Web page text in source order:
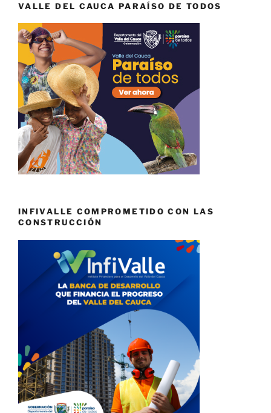
VALLE DEL CAUCA PARAÍSO DE TODOS
INFIVALLE COMPROMETIDO CON LAS
CONSTRUCCIÓN